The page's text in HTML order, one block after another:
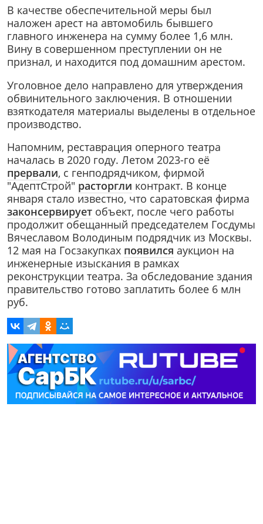
В качестве обеспечительной меры был
наложен арест на автомобиль бывшего
главного инженера на сумму более 1,6 млн.
Вину в совершенном преступлении он не
признал, и находится под домашним арестом.
Уголовное дело направлено для утверждения
обвинительного заключения. В отношении
взяткодателя материалы выделены в отдельное
производство.
Напомним, реставрация оперного театра
началась в 2020 году. Летом 2023-го её
прервали, с генподрядчиком, фирмой
"АдептСтрой" расторгли контракт. В конце
января стало известно, что саратовская фирма
законсервирует объект, после чего работы
продолжит обещанный председателем Госдумы
Вячеславом Володиным подрядчик из Москвы.
12 мая на Госзакупках появился аукцион на
инженерные изыскания в рамках
реконструкции театра. За обследование здания
правительство готово заплатить более 6 млн
руб.